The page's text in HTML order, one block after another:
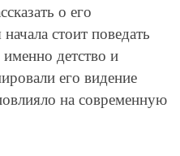
о его
стоит поведать
детство и
его видение
на современную